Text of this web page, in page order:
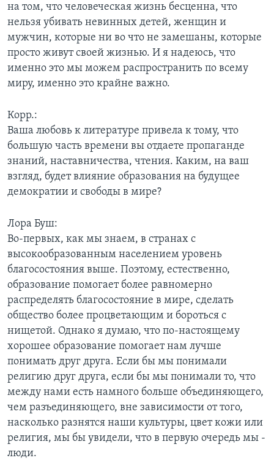
на том, что человеческая жизнь бесценна, что
нельзя убивать невинных детей, женщин и
мужчин, которые ни во что не замешаны, которые
просто живут своей жизнью. И я надеюсь, что
именно это мы можем распространить по всему
миру, именно это крайне важно.
Корр.:
Ваша любовь к литературе привела к тому, что
большую часть времени вы отдаете пропаганде
знаний, наставничества, чтения. Каким, на ваш
взгляд, будет влияние образования на будущее
демократии и свободы в мире?
Лора Буш:
Во-первых, как мы знаем, в странах с
высокообразованным населением уровень
благосостояния выше. Поэтому, естественно,
образование помогает более равномерно
распределять благосостояние в мире, сделать
общество более процветающим и бороться с
нищетой. Однако я думаю, что по-настоящему
хорошее образование помогает нам лучше
понимать друг друга. Если бы мы понимали
религию друг друга, если бы мы понимали то, что
между нами есть намного больше объединяющего,
чем разъединяющего, вне зависимости от того,
насколько разнятся наши культуры, цвет кожи или
религия, мы бы увидели, что в первую очередь мы -
люди.